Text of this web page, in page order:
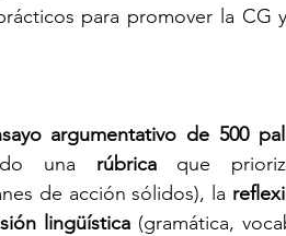
para promover la CG
argumentativo de 500
una rúbrica que
de acción sólidos), la
lingüística (gramática,